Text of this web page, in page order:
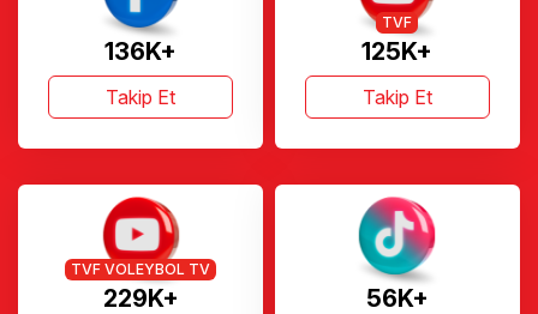
136K+
Takip Et
125K+
TVF
Takip Et
229K+
TVF VOLEYBOL TV
56K+